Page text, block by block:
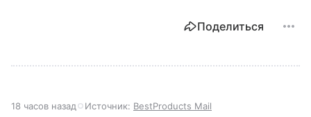
Поделиться
18 часов назад Источник: BestProducts Mail